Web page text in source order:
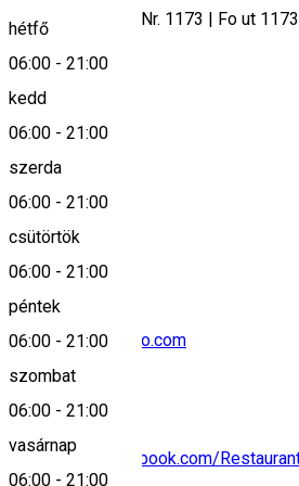
hétfő
06:00 - 21:00
kedd
06:00 - 21:00
szerda
06:00 - 21:00
csütörtök
06:00 - 21:00
péntek
06:00 - 21:00
szombat
06:00 - 21:00
vasárnap
06:00 - 21:00
Strada Principala Nr. 1173 | Fo ut
Keresd térképen
laszlohuny@yahoo.com
https://www.facebook.com/